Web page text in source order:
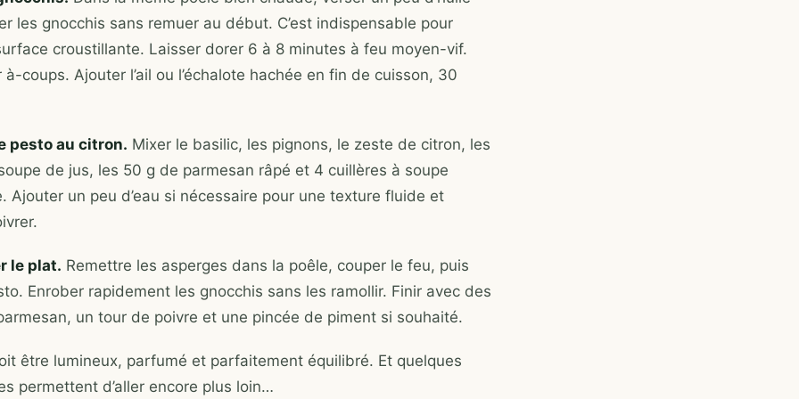
les gnocchis sans remuer au début. C’est indispensable pour
croustillante. Laisser dorer 6 à 8 minutes à feu moyen-vif.
coups. Ajouter l’ail ou l’échalote hachée en fin de cuisson, 30
pesto au citron. Mixer le basilic, les pignons, le zeste de citron, les
de jus, les 50 g de parmesan râpé et 4 cuillères à soupe
Ajouter un peu d’eau si nécessaire pour une texture fluide et
le plat. Remettre les asperges dans la poêle, couper le feu, puis
Enrober rapidement les gnocchis sans les ramollir. Finir avec des
un tour de poivre et une pincée de piment si souhaité.
être lumineux, parfumé et parfaitement équilibré. Et quelques
permettent d’aller encore plus loin…